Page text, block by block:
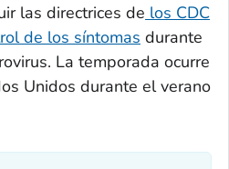
las directrices de los CDC
de los síntomas durante
La temporada ocurre
Unidos durante el verano